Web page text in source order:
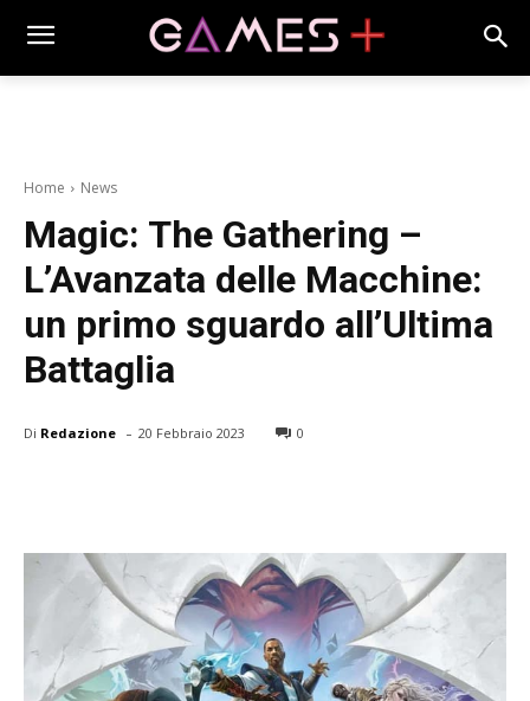
Home News
Magic: The Gathering –
L’Avanzata delle Macchine:
un primo sguardo all’Ultima
Battaglia
Di Redazione - 20 Febbraio 2023 0